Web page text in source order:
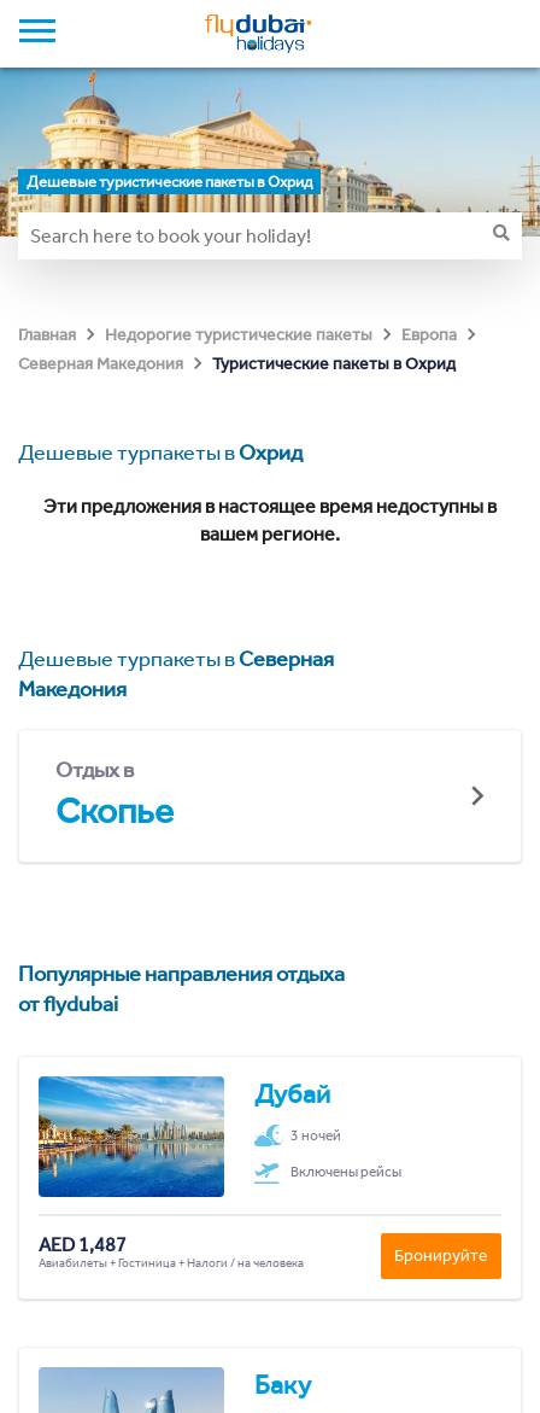
Дешевые туристические пакеты в Охрид
Главная Недорогие туристические пакеты
Европа
Северная Македония
Туристические пакеты в Охрид
Дешевые турпакеты вОхрид
Эти предложения в настоящее время недоступны в
вашем регионе.
Дешевые турпакеты вСеверная
Македония
Отдых в
Скопье
Популярные направления отдыха
от flydubai
Дубай
3 ночей
Включены рейсы
AED 1,487
Авиабилеты + Гостиница + Налоги / на человека Бронируйте
Баку